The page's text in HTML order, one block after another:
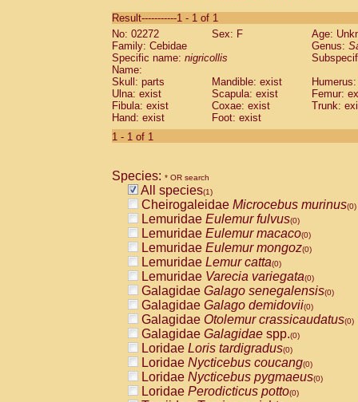
CebidaeSaguinus labiatus(0)
Cebidae Saguinus leucopus (0)
Cebidae
CebidaeSaguinus mystax
Cebidae Saguinus nigricollis (1)
Cebidae Saguinus oedipus
Cebidae Saguinus weddelli
Cebidae Saguinusspp.
Cebidae
CebidaeCebus capucinus
CebidaeCebus nigrivittatus
CebidaeCebus spp.(0)
CebidaeSaimiri boliviensis(0)
CebidaeSaimiri sciureus(0)
AtelidaeAlouatta caraya(0)
AtelidaeAlouatta fusca(0)
AtelidaeAlouatta seniculus(0)
AtelidaeAlouattaspp.(0)
AtelidaeAteles belzebuth(0)
AtelidaeAteles geoffroyi(0)
AtelidaeAteles paniscus(0)
AtelidaeAtelesspp.(0)
AtelidaeLagothrix lagothricha(0)
AtelidaeLagothrix lagothricha cana
PitheciidaeCacajao calvus
Result-----------1 - 1 of 1
No: 02272
Sex: F
Age:
Family: Cebidae
Genus:
Specific name: nigricollis
Name:
Skull: parts
Mandible: exist
Ulna: exist
Scapula: exist
Femur:
Fibula: exist
Coxae: exist
Trunk:
Hand: exist
Foot: exist
1 - 1 of 1
Species: * OR search
All species(1)
Cheirogaleidae Microcebus murinus(0)
Lemuridae Eulemur fulvus(0)
Lemuridae Eulemur macaco(0)
Lemuridae Eulemur mongoz(0)
Lemuridae Lemur catta(0)
Lemuridae Varecia variegata(0)
Galagidae Galago senegalensis(0)
Galagidae Galago demidovii(0)
Galagidae Otolemur crassicaudatus(0)
Galagidae Galagidae spp.(0)
Loridae Loris tardigradus(0)
Loridae Nycticebus coucang(0)
Loridae Nycticebus pygmaeus(0)
Loridae Perodicticus potto(0)